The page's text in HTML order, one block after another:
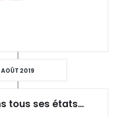
AOÛT 2019
tous ses états…